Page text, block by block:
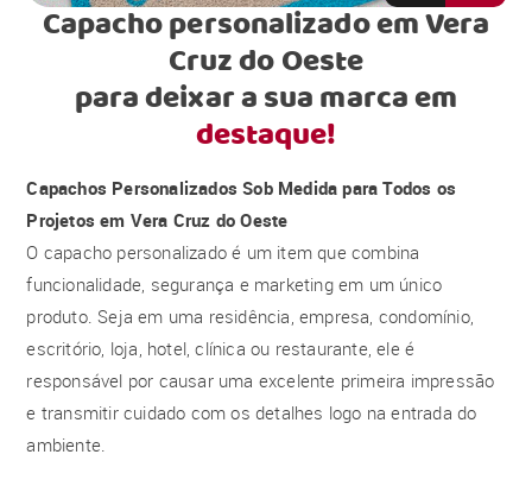
Capacho personalizado em Vera
Cruz do Oeste
para deixar a sua marca em
destaque!
Capachos Personalizados Sob Medida para Todos os
Projetos em Vera Cruz do Oeste
O capacho personalizado é um item que combina
funcionalidade, segurança e marketing em um único
produto. Seja em uma residência, empresa, condomínio,
escritório, loja, hotel, clínica ou restaurante, ele é
responsável por causar uma excelente primeira impressão
e transmitir cuidado com os detalhes logo na entrada do
ambiente.